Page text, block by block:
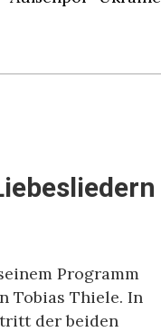
Programm
Tobias Thiele. In
der beiden